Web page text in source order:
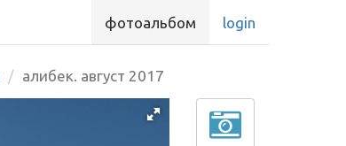
фотоальбом login
алибек. август 2017